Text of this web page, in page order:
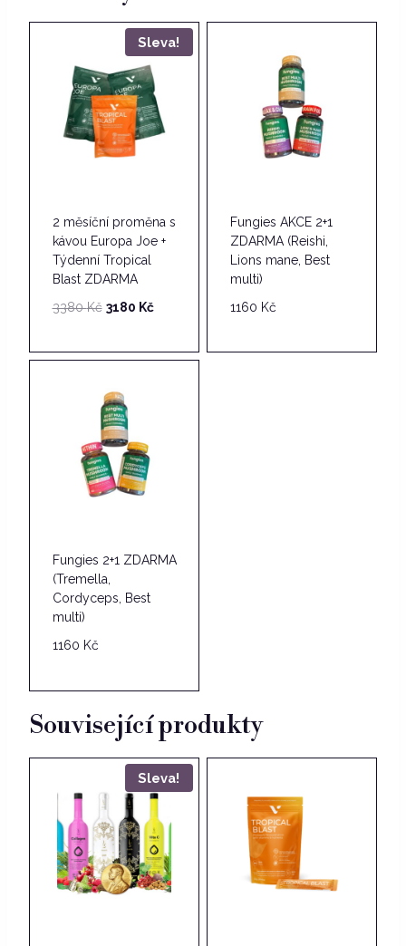
Sleva!
2 měsíční proměna s
kávou Europa Joe +
Týdenní Tropical
Blast ZDARMA
3380Kč Původní
3180 KčAktuální
Fungies AKCE 2+1
ZDARMA (Reishi,
Lions mane, Best
multi)
1160 Kč
Fungies 2+1 ZDARMA
(Tremella,
Cordyceps, Best
multi)
1160 Kč
Související produkty
Sleva!